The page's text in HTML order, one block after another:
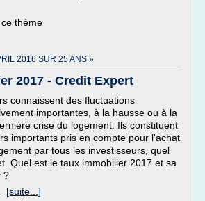
thème
2016 SUR 25 ANS »
2017 - Credit Expert
connaissent des fluctuations
importantes, à la hausse ou à la
crise du logement. Ils constituent
importants pris en compte pour l'achat
par tous les investisseurs, quel
Quel est le taux immobilier 2017 et sa
?
[suite...]